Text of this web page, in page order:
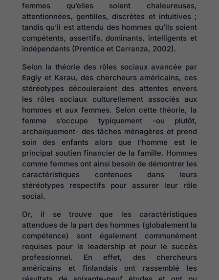
femmes qu’elles soient chaleureuses,
attentionnées, gentilles, discrètes et intuitives ;
tandis qu’il est attendu des hommes qu’ils soient
compétents, assertifs, dominants, intelligents et
indépendants (Prentice et Carranza, 2002).
Selon la théorie des rôles sociaux avancée par
Eagly et Karau, des chercheurs américains, ces
stéréotypes découleraient des attentes envers
les rôles sociaux culturellement associés aux
hommes et aux femmes. Selon cette théorie, la
femme s’occupe typiquement -ou plutôt,
archaïquement- des tâches ménagères et prend
soin des enfants alors que l’homme est le
principal soutien financier de la famille. Hommes
comme femmes ont ainsi besoin de démontrer les
caractéristiques contenues dans leurs
stéréotypes respectifs pour assurer leur rôle
social.
Or, il se trouve que les caractéristiques
attendues de la part des hommes (globalement la
compétence) sont également communément
requises pour le leadership et pour le succès
professionnel. En effet, des chercheurs
américains et finlandais ont rassemblé les